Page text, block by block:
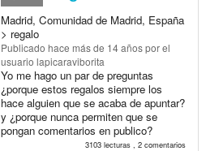
Madrid, Comunidad de Madrid, España
> regalo
Publicado hace más de 14 añospor el
usuario lapicaraviborita
Yo me hago un par de preguntas
¿porque estos regalos siempre los
hace alguien que se acaba de apuntar?
y ¿porque nunca permiten que se
pongan comentarios en publico?
3103 lecturas , 2 comentarios